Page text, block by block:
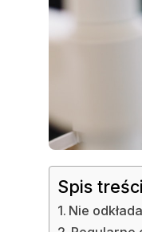
Spis treści
Nie